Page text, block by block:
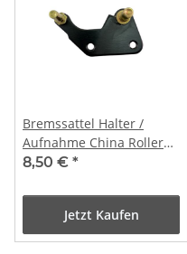
Bremssattel Halter /
Aufnahme China Roller
50-150cc / Typ 3
8,50 € *
Jetzt Kaufen